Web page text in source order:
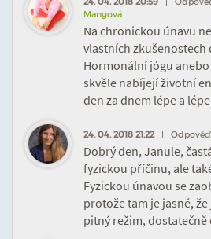
Mangová
Na chronickou únavu
vlastních
Hormonální jógu
skvěle nabíjejí životní
den za dnem lépe a
24. 04. 2018 21:22| Odpověď
Dobrý den, Janule,
fyzickou příčinu, ale
Fyzickou únavou se
protože tam je jasné,
pitný režim, dostatečně